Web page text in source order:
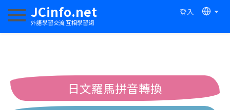
JCinfo.net
外語學習交流 互相學習網
登入
切換導航
日文羅馬拼音轉換